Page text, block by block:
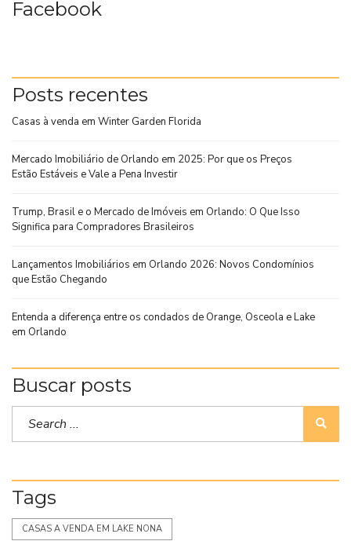
Facebook
Posts recentes
Casas à venda em Winter Garden Florida
Mercado Imobiliário de Orlando em 2025: Por que os Preços
Estão Estáveis e Vale a Pena Investir
Trump, Brasil e o Mercado de Imóveis em Orlando: O Que Isso
Significa para Compradores Brasileiros
Lançamentos Imobiliários em Orlando 2026: Novos Condomínios
que Estão Chegando
Entenda a diferença entre os condados de Orange, Osceola e Lake
em Orlando
Buscar posts
Tags
CASAS A VENDA EM LAKE NONA